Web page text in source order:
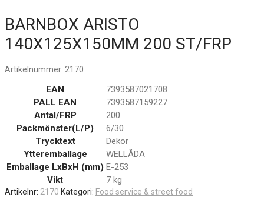
BARNBOX ARISTO
140X125X150MM 200 ST/FRP
Artikelnummer: 2170
EAN
7393587021708
PALL EAN
7393587159227
Antal/FRP
200
Packmönster(L/P)
6/30
Trycktext
Dekor
Ytteremballage
WELLÅDA
Emballage LxBxH (mm) E-253
Vikt
7 kg
Artikelnr: 2170 Kategori: Food service & street food